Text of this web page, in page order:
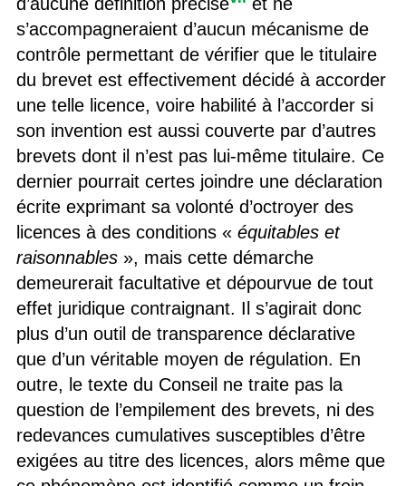
s’accompagneraient d’aucun mécanisme de
contrôle permettant de vérifier que le titulaire
du brevet est effectivement décidé à accorder
une telle licence, voire habilité à l’accorder si
son invention est aussi couverte par d’autres
brevets dont il n’est pas lui-même titulaire. Ce
dernier pourrait certes joindre une déclaration
écrite exprimant sa volonté d’octroyer des
licences à des conditions « équitables et
raisonnables», mais cette démarche
demeurerait facultative et dépourvue de tout
effet juridique contraignant. Il s’agirait donc
plus d’un outil de transparence déclarative
que d’un véritable moyen de régulation. En
outre, le texte du Conseil ne traite pas la
question de l’empilement des brevets, ni des
redevances cumulatives susceptibles d’être
exigées au titre des licences, alors même que